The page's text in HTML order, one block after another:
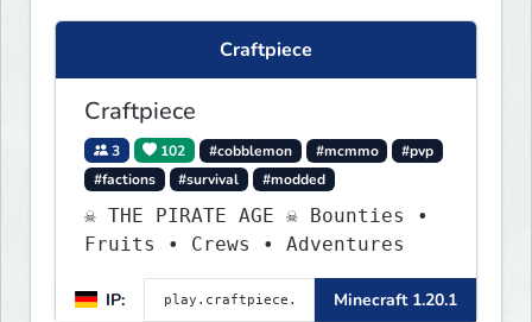
Craftpiece
Craftpiece
3 102 #cobblemon #mcmmo
#pvp
#factions
#survival #modded
☠ THE PIRATE AGE ☠ Bounties •
Fruits • Crews • Adventures
IP: Minecraft 1.20.1